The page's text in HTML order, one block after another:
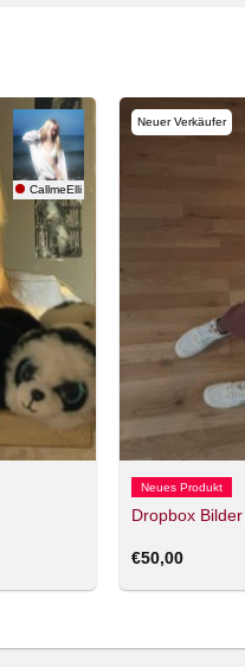
CallmeElli
Neuer Verkäufer
Neues Produkt
Dropbox Bilder
€50,00